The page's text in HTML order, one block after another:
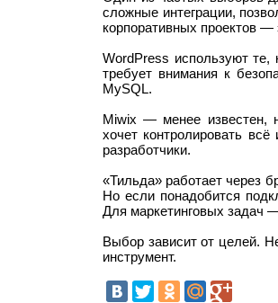
сложные интеграции,
корпоративных проектов
WordPress используют те,
требует внимания к
MySQL.
Miwix — менее известен,
хочет контролировать
разработчики.
«Тильда» работает через
Но если понадобится
Для маркетинговых задач
Выбор зависит от целей.
инструмент.